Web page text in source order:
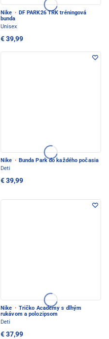
Nike · DF PARK26 TRK tréningová
bunda
Unisex
€ 39,99
Nike · Bunda Park do každého počasia
Deti
€ 39,99
Nike · Tričko Academy s dlhým
rukávom a polozipsom
Deti
€ 37,99